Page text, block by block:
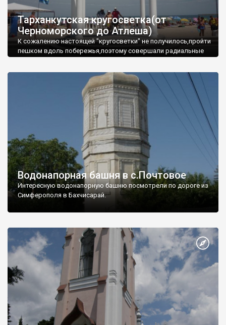
Тарханкутская кругосветка(от
Черноморского до Атлеша)
К сожалению настоящей "кругосветки" не получилось,пройти
пешком вдоль побережья,поэтому совершали радиальные
Водонапорная башня в с.Почтовое
Интересную водонапорную башню посмотрели по дороге из
Симферополя в Бахчисарай.